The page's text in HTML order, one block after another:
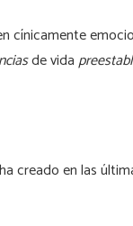
cínicamente
de vida
creado en las